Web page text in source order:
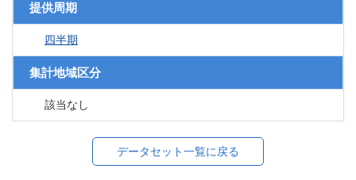
提供周期
四半期
集計地域区分
該当なし
データセット一覧に戻る